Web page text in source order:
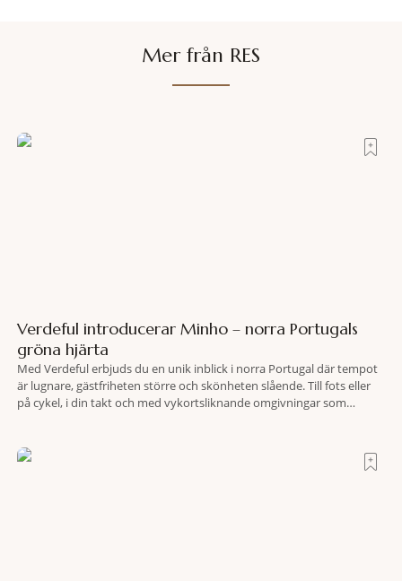
Mer från RES
Verdeful introducerar Minho – norra Portugals
gröna hjärta
Med Verdeful erbjuds du en unik inblick i norra Portugal där tempot
är lugnare, gästfriheten större och skönheten slående. Till fots eller
på cykel, i din takt och med vykortsliknande omgivningar som
travel när det